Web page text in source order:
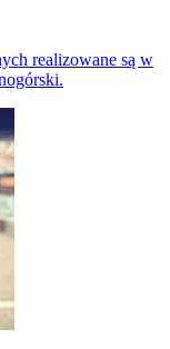
realizowane są w